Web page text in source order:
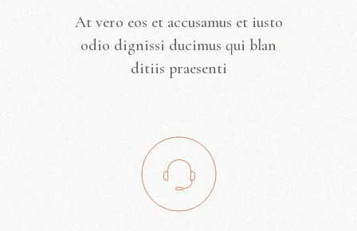
At vero eos et accusamus et iusto
odio dignissi ducimus qui blan
ditiis praesenti